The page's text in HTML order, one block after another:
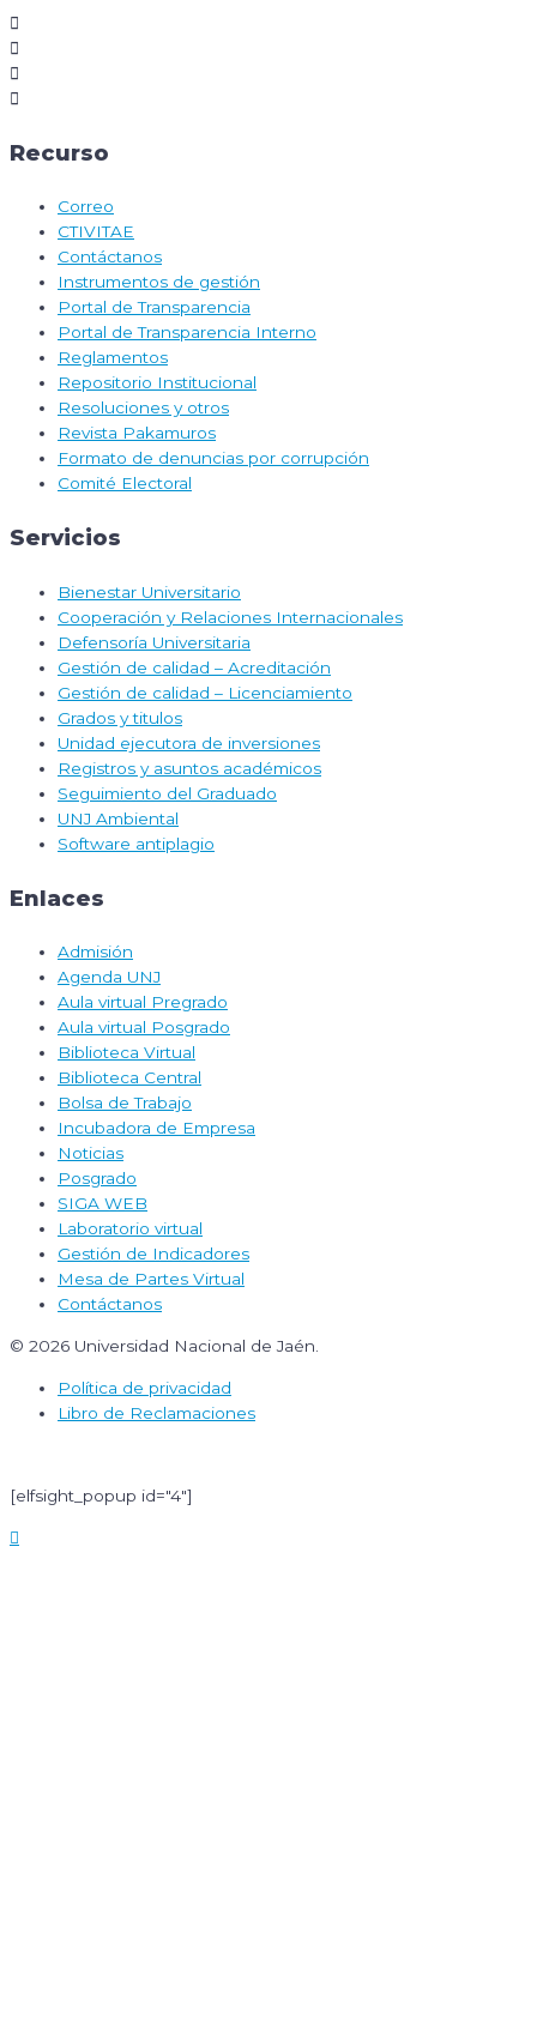
Recurso
Correo
CTIVITAE
Contáctanos
Instrumentos de gestión
Portal de Transparencia
Portal de Transparencia Interno
Reglamentos
Repositorio Institucional
Resoluciones y otros
Revista Pakamuros
Formato de denuncias por corrupción
Comité Electoral
Servicios
Bienestar Universitario
Cooperación y Relaciones Internacionales
Defensoría Universitaria
Gestión de calidad – Acreditación
Gestión de calidad – Licenciamiento
Grados y titulos
Unidad ejecutora de inversiones
Registros y asuntos académicos
Seguimiento del Graduado
UNJ Ambiental
Software antiplagio
Enlaces
Admisión
Agenda UNJ
Aula virtual Pregrado
Aula virtual Posgrado
Biblioteca Virtual
Biblioteca Central
Bolsa de Trabajo
Incubadora de Empresa
Noticias
Posgrado
SIGA WEB
Laboratorio virtual
Gestión de Indicadores
Mesa de Partes Virtual
Contáctanos
© 2026 Universidad Nacional de Jaén.
Política de privacidad
Libro de Reclamaciones
[elfsight_popup id="4"]